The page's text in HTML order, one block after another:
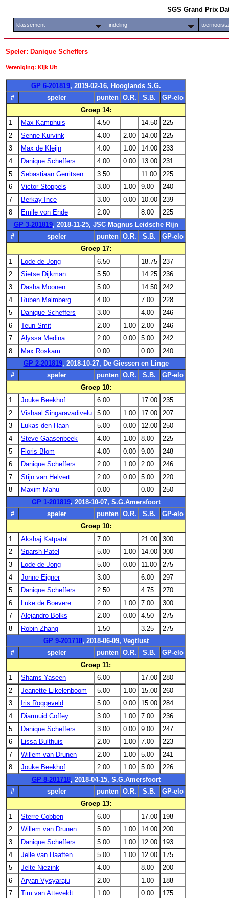
SGS Grand Prix
klassement indeling
Speler: Danique Scheffers
Vereniging: Kijk Uit
GP 6-201819, 2019-02-16, Hooglands S.G.
#
speler punten O.R. S.B.
GP-elo
Groep 14:
1
Max Kamphuis 4.50 14.50
225
2
Senne Kurvink 4.00 2.00 14.00
225
3
Max de Kleijn 4.00 1.00 14.00
233
4
Danique Scheffers 4.00 0.00 13.00
231
5
Sebastiaan Gerritsen 3.50 11.00
225
6
Victor Stoppels 3.00 1.00 9.00
240
7
Berkay Ince 3.00 0.00 10.00
239
8
Emile von Ende 2.00 8.00
225
GP 3-201819, 2018-11-25, JSC Magnus Leidsche Rijn
#
speler punten O.R. S.B.
GP-elo
Groep 17:
1
Lode de Jong 6.50 18.75
237
2
Sietse Dijkman 5.50 14.25
236
3
Dasha Moonen 5.00 14.50
242
4
Ruben Malmberg 4.00 7.00
228
5
Danique Scheffers 3.00 4.00
246
6
Teun Smit 2.00 1.00 2.00
246
7
Alyssa Medina 2.00 0.00 5.00
242
8
Max Roskam 0.00 0.00
240
GP 2-201819, 2018-10-27, De Giessen en Linge
#
speler punten O.R. S.B.
GP-elo
Groep 10:
1
Jouke Beekhof 6.00 17.00
235
2
Vishaal Singaravadivelu 5.00 1.00 17.00
207
3
Lukas den Haan 5.00 0.00 12.00
250
4
Steve Gaasenbeek 4.00 1.00 8.00
225
5
Floris Blom 4.00 0.00 9.00
248
6
Danique Scheffers 2.00 1.00 2.00
246
7
Stijn van Helvert 2.00 0.00 5.00
220
8
Maxim Mahu 0.00 0.00
250
GP 1-201819, 2018-10-07, S.G.Amersfoort
#
speler punten O.R. S.B.
GP-elo
Groep 10:
1
Akshaj Katpatal 7.00 21.00
300
2
Sparsh Patel 5.00 1.00 14.00
300
3
Lode de Jong 5.00 0.00 11.00
275
4
Jonne Eigner 3.00 6.00
297
5
Danique Scheffers 2.50 4.75
270
6
Luke de Boevere 2.00 1.00 7.00
300
7
Alejandro Bolks 2.00 0.00 4.50
275
8
Robin Zhang 1.50 3.25
275
GP 9-201718, 2018-06-09, Vegtlust
#
speler punten O.R. S.B.
GP-elo
Groep 11:
1
Shams Yaseen 6.00 17.00
280
2
Jeanette Eikelenboom 5.00 1.00 15.00
260
3
Iris Roggeveld 5.00 0.00 15.00
284
4
Diarmuid Coffey 3.00 1.00 7.00
236
5
Danique Scheffers 3.00 0.00 9.00
247
6
Lissa Bulthuis 2.00 1.00 7.00
223
7
Willem van Drunen 2.00 1.00 5.00
241
8
Jouke Beekhof 2.00 1.00 5.00
226
GP 8-201718, 2018-04-15, S.G.Amersfoort
#
speler punten O.R. S.B.
GP-elo
Groep 13:
1
Sterre Cobben 6.00 17.00
198
2
Willem van Drunen 5.00 1.00 14.00
200
3
Danique Scheffers 5.00 1.00 12.00
193
4
Jelle van Haaften 5.00 1.00 12.00
175
5
Jelte Niezink 4.00 8.00
200
6
Aryan Vysyaraju 2.00 1.00
188
7
Tim van Atteveldt 1.00 0.00
175